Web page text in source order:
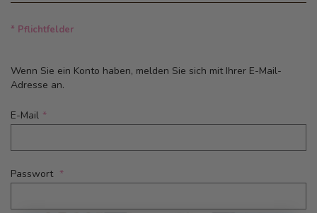
* Pflichtfelder
Wenn Sie ein Konto haben, melden Sie sich mit Ihrer E-Mail-
Adresse an.
E-Mail
Passwort